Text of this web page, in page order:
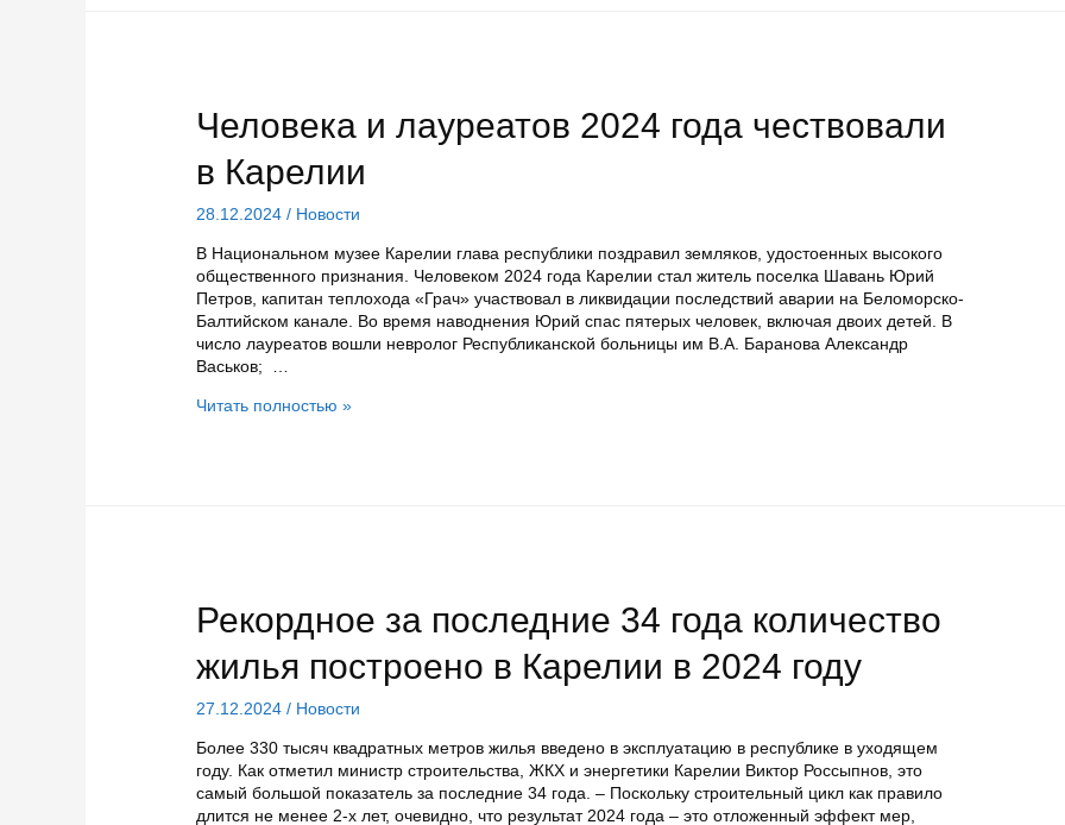
200
миллионов
рублей
Человека и лауреатов 2024 года чествовали
в Карелии
28.12.2024 / Новости
В Национальном музее Карелии глава республики поздравил земляков, удостоенных высокого
общественного признания. Человеком 2024 года Карелии стал житель поселка Шавань Юрий
Петров, капитан теплохода «Грач» участвовал в ликвидации последствий аварии на Беломорско-
Балтийском канале. Во время наводнения Юрий спас пятерых человек, включая двоих детей. В
число лауреатов вошли невролог Республиканской больницы им В.А. Баранова Александр
Васьков; …
Человека
Читать полностью »
Рекордное за последние 34 года количество
жилья построено в Карелии в 2024 году
27.12.2024 / Новости
Более 330 тысяч квадратных метров жилья введено в эксплуатацию в республике в уходящем
году. Как отметил министр строительства, ЖКХ и энергетики Карелии Виктор Россыпнов, это
самый большой показатель за последние 34 года. – Поскольку строительный цикл как правило
длится не менее 2-х лет, очевидно, что результат 2024 года – это отложенный эффект мер,